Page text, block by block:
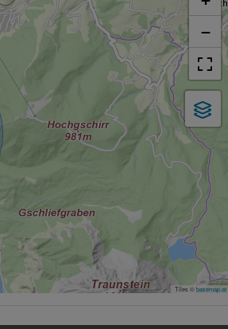
−
Tiles ©basemap.at